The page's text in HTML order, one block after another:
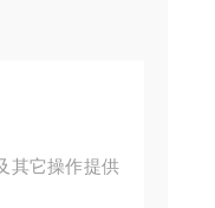
其它操作提供